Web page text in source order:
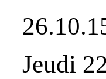
Jeudi